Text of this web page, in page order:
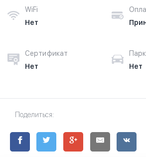
WiFi
Нет
Сертификат
Нет
Нет
Поделиться: